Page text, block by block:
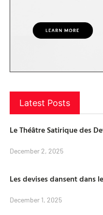
Latest Posts
Le Théâtre Satirique des
December 2, 2025
Les devises dansent dans
December 1, 2025